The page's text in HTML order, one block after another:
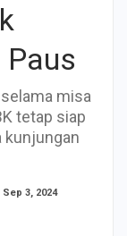
misa
tetap siap
kunjungan
Sep 3, 2024